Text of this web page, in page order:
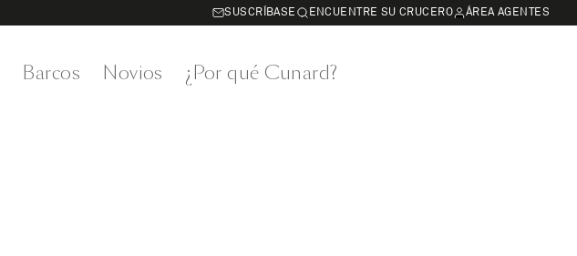
SUSCRÍBASE ENCUENTRE SU CRUCERO ÁREA AGENTES
Barcos Novios ¿Por qué Cunard?